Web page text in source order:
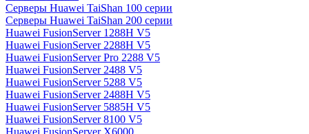
Серверы Huawei TaiShan 100 серии
Серверы Huawei TaiShan 200 серии
Huawei FusionServer 1288H V5
Huawei FusionServer 2288H V5
Huawei FusionServer Pro 2288 V5
Huawei FusionServer 2488 V5
Huawei FusionServer 5288 V5
Huawei FusionServer 2488H V5
Huawei FusionServer 5885H V5
Huawei FusionServer 8100 V5
Huawei FusionServer X6000